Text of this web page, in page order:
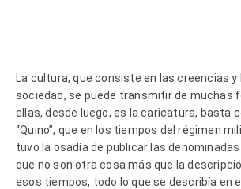
La cultura, que consiste en las creencias y
sociedad, se puede transmitir de muchas
ellas, desde luego, es la caricatura, basta
“Quino”, que en los tiempos del régimen
tuvo la osadía de publicar las
que no son otra cosa más que la
esos tiempos, todo lo que se describía en